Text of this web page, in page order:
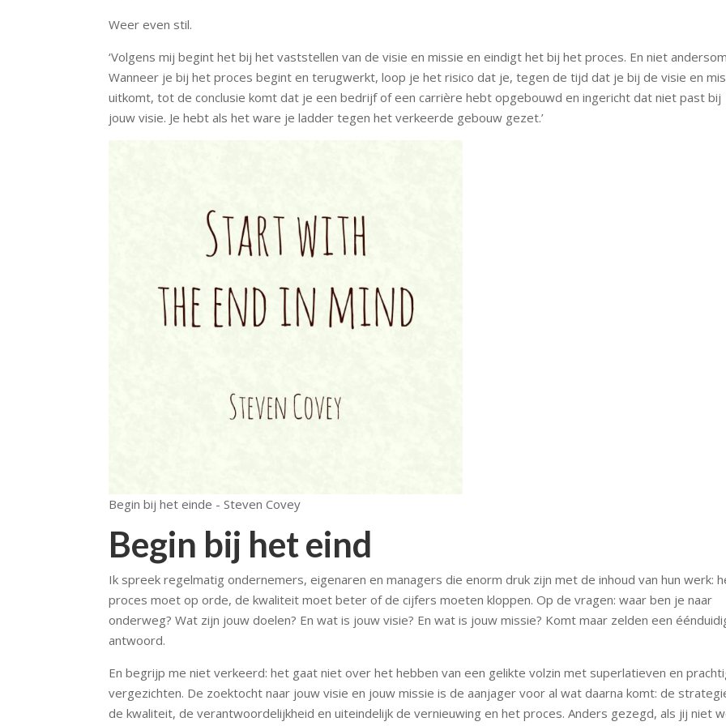
Weer even stil.
‘Volgens mij begint het bij het vaststellen van de visie en missie en eindigt het bij het proces. En niet
Wanneer je bij het proces begint en terugwerkt, loop je het risico dat je, tegen de tijd dat je bij de visie en
uitkomt, tot de conclusie komt dat je een bedrijf of een carrière hebt opgebouwd en ingericht dat niet past bij
jouw visie. Je hebt als het ware je ladder tegen het verkeerde gebouw gezet.’
Begin bij het einde - Steven Covey
Begin bij het eind
Ik spreek regelmatig ondernemers, eigenaren en managers die enorm druk zijn met de inhoud van hun werk:
proces moet op orde, de kwaliteit moet beter of de cijfers moeten kloppen. Op de vragen: waar ben je naar
onderweg? Wat zijn jouw doelen? En wat is jouw visie? En wat is jouw missie? Komt maar zelden een
antwoord.
En begrijp me niet verkeerd: het gaat niet over het hebben van een gelikte volzin met superlatieven en
vergezichten. De zoektocht naar jouw visie en jouw missie is de aanjager voor al wat daarna komt: de
de kwaliteit, de verantwoordelijkheid en uiteindelijk de vernieuwing en het proces. Anders gezegd, als jij niet